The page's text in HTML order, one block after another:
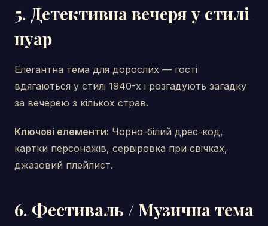
5. Детективна вечеря у стилі
нуар
Елегантна тема для дорослих — гості
вдягаються у стилі 1940-х і розгадують загадку
за вечерею з кількох страв.
Ключові елементи: Чорно-білий дрес-код,
картки персонажів, сервіровка при свічках,
джазовий плейлист.
6. Фестиваль / Музична тема